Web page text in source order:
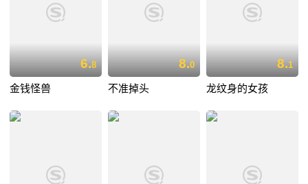
6.8
金钱怪兽
8.0
不准掉头
8.1
龙纹身的女孩